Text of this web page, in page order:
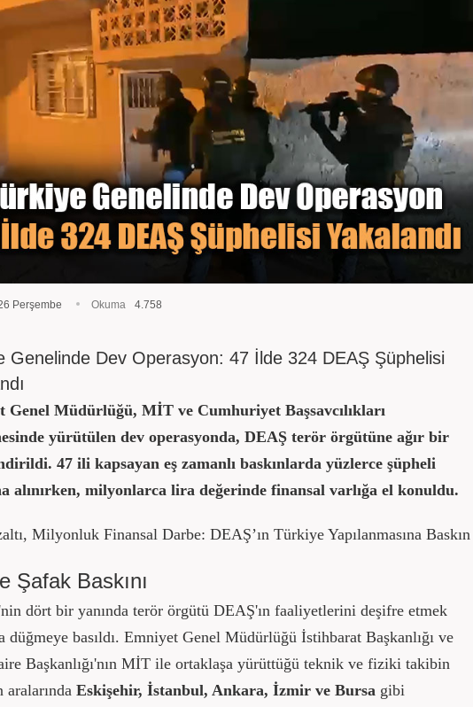
Perşembe Okuma 4.758
Genelinde Dev Operasyon: 47 İlde 324 DEAŞ Şüphelisi
Genel Müdürlüğü, MİT ve Cumhuriyet Başsavcılıkları
yürütülen dev operasyonda, DEAŞ terör örgütüne ağır bir
47 ili kapsayan eş zamanlı baskınlarda yüzlerce şüpheli
alınırken, milyonlarca lira değerinde finansal varlığa el konuldu.
Milyonluk Finansal Darbe: DEAŞ’ın Türkiye Yapılanmasına Baskın
Şafak Baskını
dört bir yanında terör örgütü DEAŞ'ın faaliyetlerini deşifre etmek
düğmeye basıldı. Emniyet Genel Müdürlüğü İstihbarat Başkanlığı ve
Başkanlığı'nın MİT ile ortaklaşa yürüttüğü teknik ve fiziki takibin
aralarında Eskişehir, İstanbul, Ankara, İzmir ve Bursa gibi